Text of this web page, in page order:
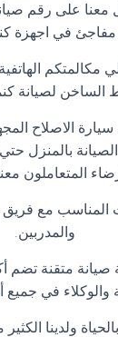
معنا على رقم
في اجهزة
مكالمتكم
الساخن لصيانة
الاصلاح
بالمنزل
المتعاملون
المناسب مع فريق
والمدربين.
والوكلاء في جميع
ولدينا